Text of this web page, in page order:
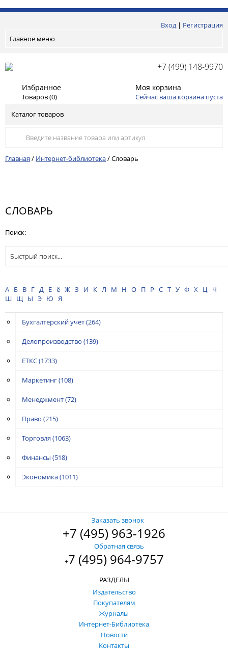
Вход| Регистрация
Главное меню
+7 (499) 148-9970
Избранное
Товаров (0)
Моя корзина
Сейчас ваша корзина пуста
Каталог товаров
Главная / Интернет-библиотека/Словарь
СЛОВАРЬ
Поиск:
А Б В Г Д Е ё Ж З И К Л М Н О П Р С Т У Ф Х Ц
Ч
Ш Щ Ы Э Ю Я
Бухгалтерский учет(264)
Делопроизводство (139)
ЕТКС(1733)
Маркетинг(108)
Менеджмент(72)
Право (215)
Торговля (1063)
Финансы (518)
Экономика(1011)
Заказать звонок
+7 (495) 963-1926
Обратная связь
+7 (495) 964-9757
РАЗДЕЛЫ
Издательство
Покупателям
Журналы
Интернет-Библиотека
Новости
Контакты